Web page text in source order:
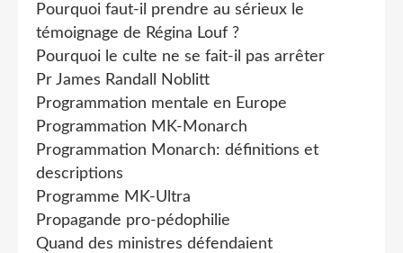
Pourquoi faut-il prendre au sérieux le
témoignage de Régina Louf ?
Pourquoi le culte ne se fait-il pas arrêter
Pr James Randall Noblitt
Programmation mentale en Europe
Programmation MK-Monarch
Programmation Monarch: définitions et
descriptions
Programme MK-Ultra
Propagande pro-pédophilie
Quand des ministres défendaient